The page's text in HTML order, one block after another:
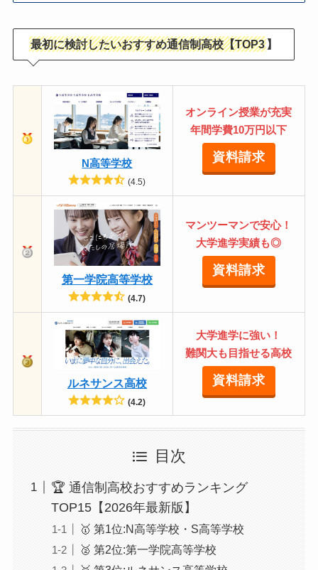
最初に検討したいおすすめ通信制高校【TOP3 】
N高等学校
(4.5)
オンライン授業が充実
年間学費10万円以下
資料請求
第一学院高等学校
(4.7)
マンツーマンで安心！
大学進学実績も◎
資料請求
ルネサンス高校
(4.2)
大学進学に強い！
難関大も目指せる高校
資料請求
目次
🏆 通信制高校おすすめランキング
TOP15【2026年最新版】
🥇 第1位:N高等学校・S高等学校
🥈 第2位:第一学院高等学校